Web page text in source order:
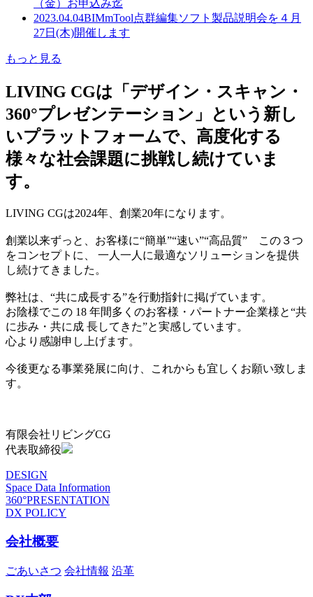
（金）お申込み迄
2023.04.04BIMmTool点群編集ソフト製品説明会を４月
27日(木)開催します
もっと見る
LIVING CGは「デザイン・スキャン・
360°プレゼンテーション」という新し
いプラットフォームで、高度化する
様々な社会課題に挑戦し続けていま
す。
LIVING CGは2024年、創業20年になります。
創業以来ずっと、お客様に“簡単”“速い”“高品質” この３つ
をコンセプトに、 一人一人に最適なソリューションを提供
し続けてきました。
弊社は、“共に成長する”を行動指針に掲げています。
お陰様でこの 18 年間多くのお客様・パートナー企業様と“共
に歩み・共に成 長してきた”と実感しています。
心より感謝申し上げます。
今後更なる事業発展に向け、これからも宜しくお願い致しま
す。
有限会社リビングCG
代表取締役
DESIGN
Space Data Information
360°PRESENTATION
DX POLICY
会社概要
ごあいさつ 会社情報 沿革